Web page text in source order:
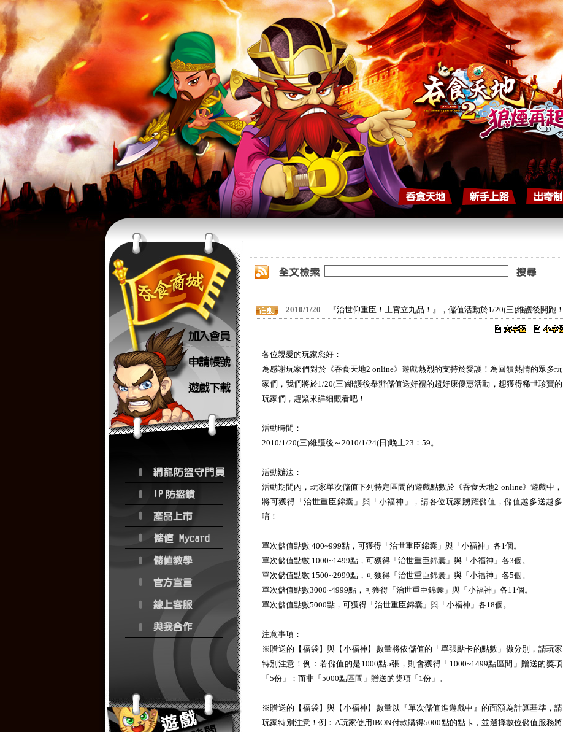
2010/1/20 『治世仰重臣！上官立九品！』，儲值活動於1/20(三)維護後開跑！
各位親愛的玩家您好：
為感謝玩家們對於《吞食天地2 online》遊戲熱烈的支持於愛護！為回饋熱情的眾多玩
家們，我們將於1/20(三)維護後舉辦儲值送好禮的超好康優惠活動，想獲得稀世珍寶的
玩家們，趕緊來詳細觀看吧！
活動時間：
2010/1/20(三)維護後～2010/1/24(日)晚上23：59。
活動辦法：
活動期間內，玩家單次儲值下列特定區間的遊戲點數於《吞食天地2 online》遊戲中，
將可獲得「治世重臣錦囊」與「小福神」，請各位玩家踴躍儲值，儲值越多送越多
唷！
單次儲值點數 400~999點，可獲得「治世重臣錦囊」與「小福神」各1個。
單次儲值點數 1000~1499點，可獲得「治世重臣錦囊」與「小福神」各3個。
單次儲值點數 1500~2999點，可獲得「治世重臣錦囊」與「小福神」各5個。
單次儲值點數3000~4999點，可獲得「治世重臣錦囊」與「小福神」各11個。
單次儲值點數5000點，可獲得「治世重臣錦囊」與「小福神」各18個。
注意事項：
※贈送的【福袋】與【小福神】數量將依儲值的「單張點卡的點數」做分別，請玩家
特別注意！例：若儲值的是1000點5張，則會獲得「1000~1499點區間」贈送的獎項
「5份」；而非「5000點區間」贈送的獎項「1份」。
※贈送的【福袋】與【小福神】數量以『單次儲值進遊戲中』的面額為計算基準，請
玩家特別注意！例：A玩家使用IBON付款購得5000點的點卡，並選擇數位儲值服務將